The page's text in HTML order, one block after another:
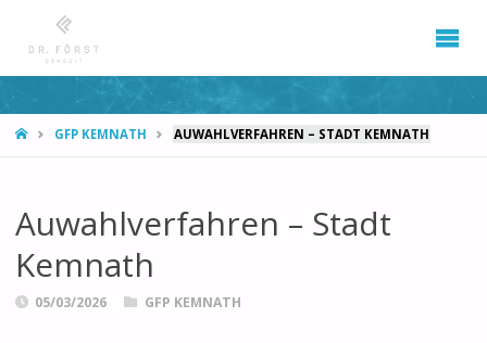
STARTGFP KEMNATH AUWAHLVERFAHREN – STADT KEMNATH
Auwahlverfahren – Stadt
Kemnath
05/03/2026 GFP KEMNATH